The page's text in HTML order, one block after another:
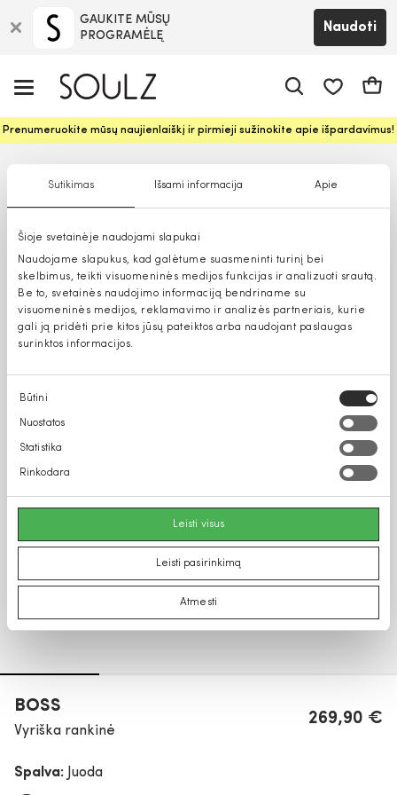
Sutikimas Išsami informacija Apie
Šioje svetainėje naudojami slapukai
Naudojame slapukus, kad galėtume suasmeninti turinį bei
skelbimus, teikti visuomeninės medijos funkcijas ir analizuoti srautą.
Be to, svetainės naudojimo informaciją bendriname su
visuomeninės medijos, reklamavimo ir analizės partneriais, kurie
gali ją pridėti prie kitos jūsų pateiktos arba naudojant paslaugas
surinktos informacijos.
Sutikimo
pasirinkimas
Būtini
Nuostatos
Statistika
Rinkodara
Leisti visus
Leisti pasirinkimą
Atmesti
GAUKITE MŪSŲ
PROGRAMĖLĘ
Naudoti
Prenumeruokite mūsų naujienlaiškį ir pirmieji sužinokite apie išpardavimus!
BOSS
Vyriška rankinė
269,90 €
Spalva:
Juoda